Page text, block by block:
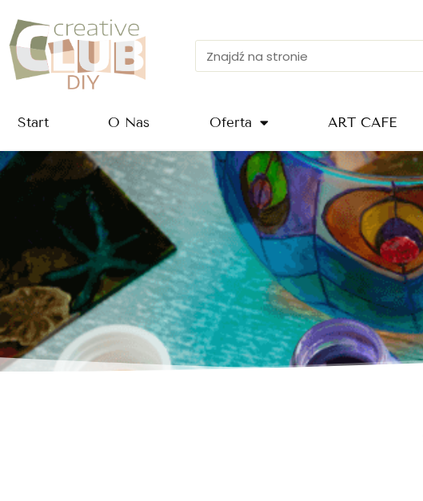
do
treści
Szukaj
Start O Nas Oferta ART CAFE